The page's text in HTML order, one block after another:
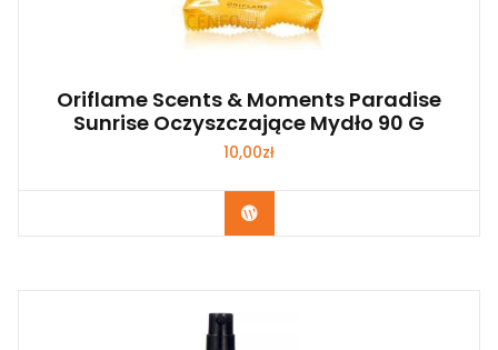
Oriflame Scents & Moments Paradise
Sunrise Oczyszczające Mydło 90 G
10,00zł
Zobacz